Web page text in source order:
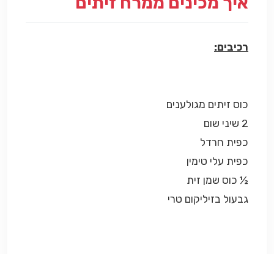
רכיבים:
כוס זיתים מגולענים
2 שיני שום
כפית חרדל
כפית עלי טימין
½ כוס שמן זית
גבעול בזיליקום טרי